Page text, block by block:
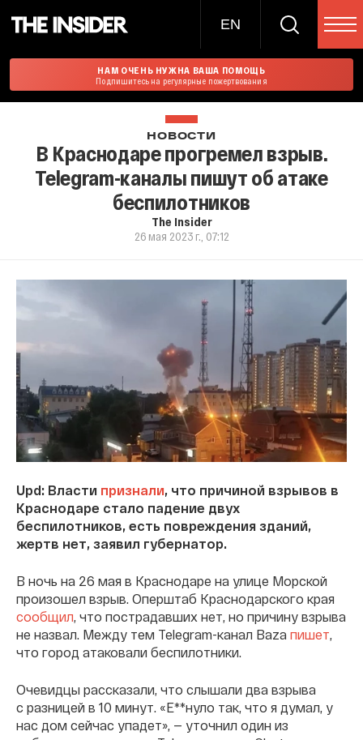
EN
НАМ ОЧЕНЬ НУЖНА ВАША ПОМОЩЬ
Подпишитесь на регулярные пожертвования
НОВОСТИ
В Краснодаре прогремел взрыв.
Telegram-каналы пишут об атаке
беспилотников
The Insider
26 мая 2023 г., 07:12
Upd: Власти признали, что причиной взрывов в
Краснодаре стало падение двух
беспилотников, есть повреждения зданий,
жертв нет, заявил губернатор.
В ночь на 26 мая в Краснодаре на улице Морской
произошел взрыв. Оперштаб Краснодарского края
сообщил, что пострадавших нет, но причину взрыва
не назвал. Между тем Telegram-канал Baza пишет,
что город атаковали беспилотники.
Очевидцы рассказали, что слышали два взрыва
с разницей в 10 минут. «Е**нуло так, что я думал, у
нас дом сейчас упадет», — уточнил один из